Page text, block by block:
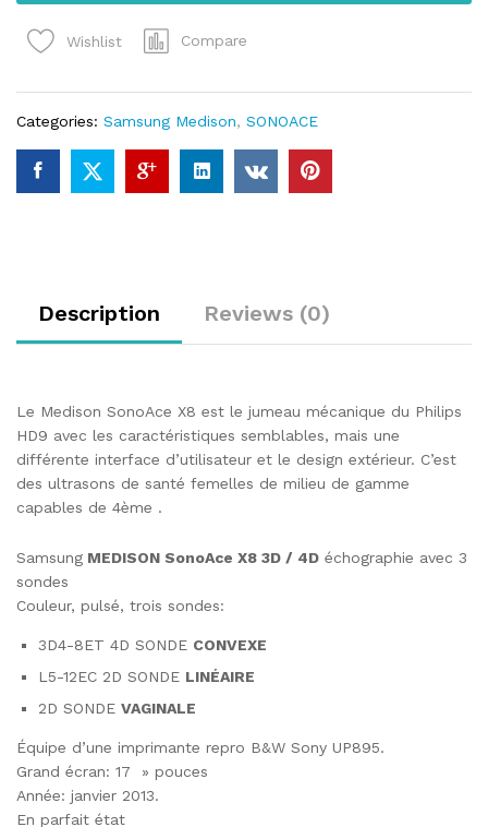
Wishlist Compare
Categories: Samsung Medison, SONOACE
Description Reviews (0)
Le Medison SonoAce X8 est le jumeau mécanique du Philips
HD9 avec les caractéristiques semblables, mais une
différente interface d’utilisateur et le design extérieur. C’est
des ultrasons de santé femelles de milieu de gamme
capables de 4ème .
Samsung MEDISON SonoAce X8 3D / 4D échographie avec 3
sondes
Couleur, pulsé, trois sondes:
3D4-8ET 4D SONDE CONVEXE
L5-12EC 2D SONDE LINÉAIRE
2D SONDE VAGINALE
Équipe d’une imprimante repro B&W Sony UP895.
Grand écran: 17 » pouces
Année: janvier 2013.
En parfait état